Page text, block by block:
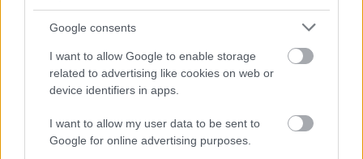
Google consents
I want to allow Google to enable storage
related to advertising like cookies on web or
device identifiers in apps.
I want to allow my user data to be sent to
Google for online advertising purposes.